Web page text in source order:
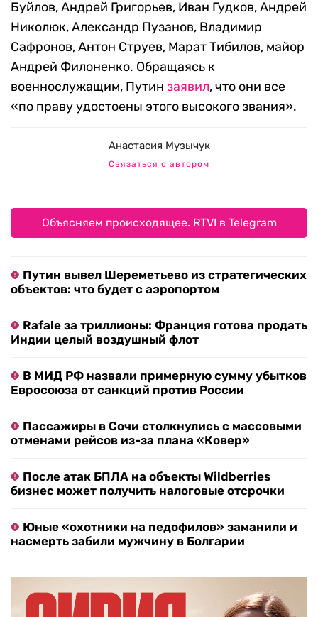
Буйлов, Андрей Григорьев, Иван Гудков, Андрей
Николюк, Александр Пузанов, Владимир
Сафронов, Антон Струев, Марат Тибилов, майор
Андрей Филоненко. Обращаясь к
военнослужащим, Путин заявил, что они все
«по праву удостоены этого высокого звания».
Анастасия Музычук
Связаться с автором
Объясняем происходящее. RTVI в Telegram
Путин вывел Шереметьево из стратегических
объектов: что будет с аэропортом
Rafale за триллионы: Франция готова продать
Индии целый воздушный флот
В МИД РФ назвали примерную сумму убытков
Евросоюза от санкций против России
Пассажиры в Сочи столкнулись с массовыми
отменами рейсов из-за плана «Ковер»
После атак БПЛА на объекты Wildberries
бизнес может получить налоговые отсрочки
Юные «охотники на педофилов» заманили и
насмерть забили мужчину в Болгарии